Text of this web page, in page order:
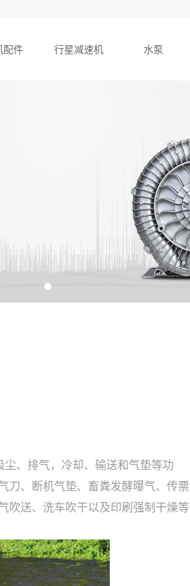
配件 行星减速机 水泵
尘、排气，冷却、输送和气垫等功
刀、断机气垫、畜粪发酵曝气、传票
吹送、洗车吹干以及印刷强制干燥等